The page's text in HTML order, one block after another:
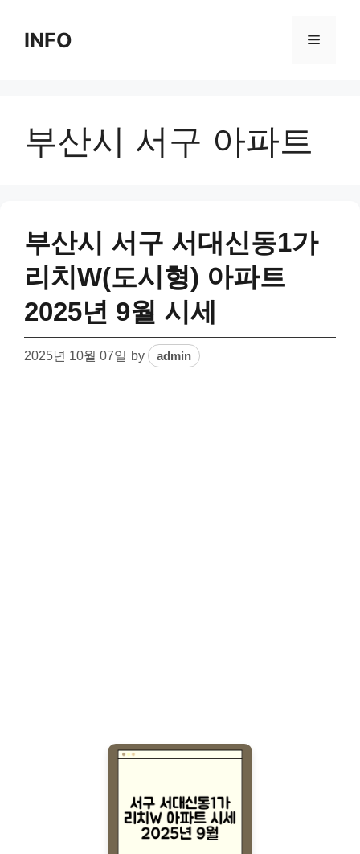
contentINFO Menu
부산시 서구 아파트
부산시 서구 서대신동1가
리치W(도시형) 아파트
2025년 9월 시세
2025년 10월 07일 by admin